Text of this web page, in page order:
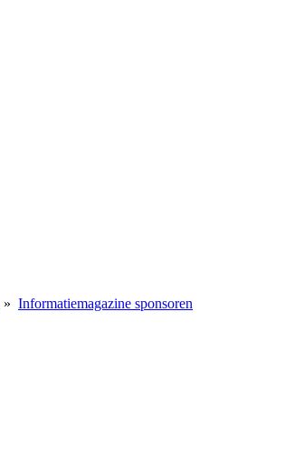
» Informatiemagazine sponsoren